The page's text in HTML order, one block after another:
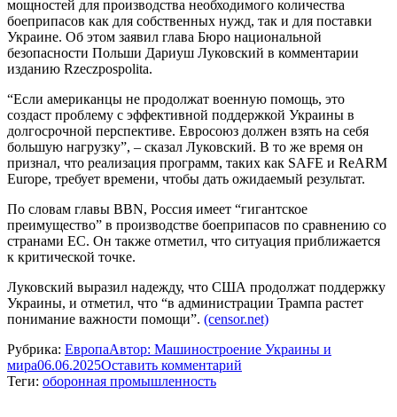
мощностей для производства необходимого количества
боеприпасов как для собственных нужд, так и для поставки
Украине. Об этом заявил глава Бюро национальной
безопасности Польши Дариуш Луковский в комментарии
изданию Rzeczpospolita.
“Если американцы не продолжат военную помощь, это
создаст проблему с эффективной поддержкой Украины в
долгосрочной перспективе. Евросоюз должен взять на себя
большую нагрузку”, – сказал Луковский. В то же время он
признал, что реализация программ, таких как SAFE и ReARM
Europe, требует времени, чтобы дать ожидаемый результат.
По словам главы BBN, Россия имеет “гигантское
преимущество” в производстве боеприпасов по сравнению со
странами ЕС. Он также отметил, что ситуация приближается
к критической точке.
Луковский выразил надежду, что США продолжат поддержку
Украины, и отметил, что “в администрации Трампа растет
понимание важности помощи”. (censor.net)
Рубрика: ЕвропаАвтор: Машиностроение Украины и
мира06.06.2025Оставить комментарий
Теги: оборонная промышленность